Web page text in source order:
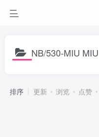
NB/530-MIU MIU
排序 更新 浏览 点赞